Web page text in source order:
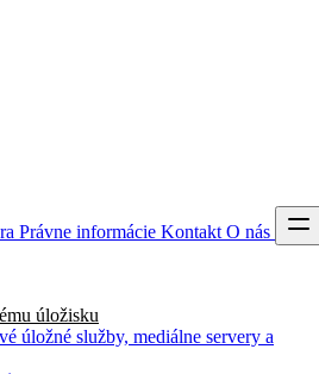
Právne informácie Kontakt O nás
úložisku
úložné služby, mediálne servery a